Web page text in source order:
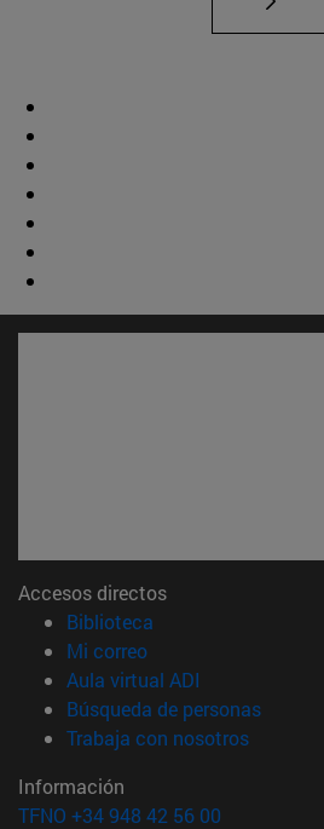
Accesos directos
Biblioteca
Mi correo(abre en nueva
Aula virtual ADI
Búsqueda de personas(abre
Trabaja con nosotros(abre en
Información
TFNO +34 948 42 56 00